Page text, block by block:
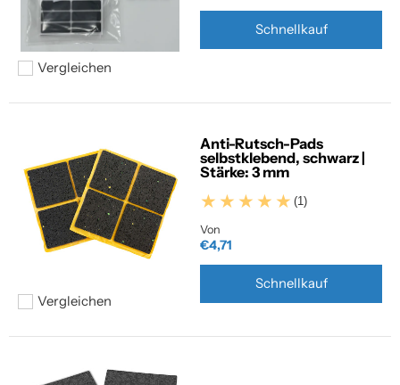
Hinzufügen zum vergleichen
Vergleichen
Schnellkauf
Hinzufügen zum vergleichen
Vergleichen
Anti-Rutsch-Pads
selbstklebend, schwarz |
Stärke: 3 mm
(1)
Von
€4,71
Schnellkauf